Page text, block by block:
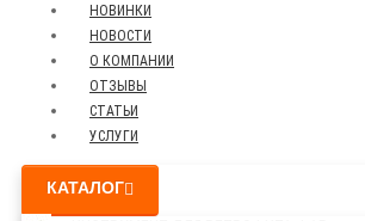
НОВИНКИ
НОВОСТИ
О КОМПАНИИ
ОТЗЫВЫ
СТАТЬИ
УСЛУГИ
КАТАЛОГ